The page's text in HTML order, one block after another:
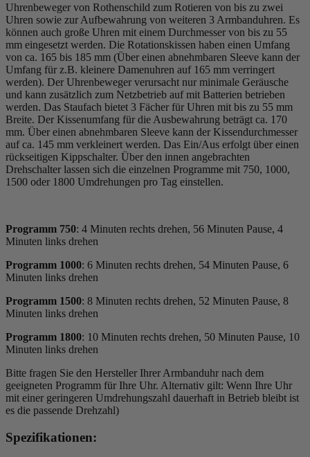
Uhrenbeweger von Rothenschild zum Rotieren von bis zu zwei
Uhren sowie zur Aufbewahrung von weiteren 3 Armbanduhren. Es
können auch große Uhren mit einem Durchmesser von bis zu 55
mm eingesetzt werden. Die Rotationskissen haben einen Umfang
von ca. 165 bis 185 mm (Über einen abnehmbaren Sleeve kann der
Umfang für z.B. kleinere Damenuhren auf 165 mm verringert
werden). Der Uhrenbeweger verursacht nur minimale Geräusche
und kann zusätzlich zum Netzbetrieb auf mit Batterien betrieben
werden. Das Staufach bietet 3 Fächer für Uhren mit bis zu 55 mm
Breite. Der Kissenumfang für die Ausbewahrung beträgt ca. 170
mm. Über einen abnehmbaren Sleeve kann der Kissendurchmesser
auf ca. 145 mm verkleinert werden. Das Ein/Aus erfolgt über einen
rückseitigen Kippschalter. Über den innen angebrachten
Drehschalter lassen sich die einzelnen Programme mit 750, 1000,
1500 oder 1800 Umdrehungen pro Tag einstellen.
Programm 750: 4 Minuten rechts drehen, 56 Minuten Pause, 4
Minuten links drehen
Programm 1000: 6 Minuten rechts drehen, 54 Minuten Pause, 6
Minuten links drehen
Programm 1500: 8 Minuten rechts drehen, 52 Minuten Pause, 8
Minuten links drehen
Programm 1800: 10 Minuten rechts drehen, 50 Minuten Pause, 10
Minuten links drehen
Bitte fragen Sie den Hersteller Ihrer Armbanduhr nach dem
geeigneten Programm für Ihre Uhr. Alternativ gilt: Wenn Ihre Uhr
mit einer geringeren Umdrehungszahl dauerhaft in Betrieb bleibt ist
es die passende Drehzahl)
Spezifikationen: